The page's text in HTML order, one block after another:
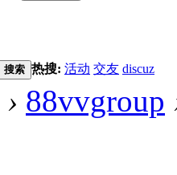
搜索 热搜: 活动 交友 discuz
› 88vvgroup